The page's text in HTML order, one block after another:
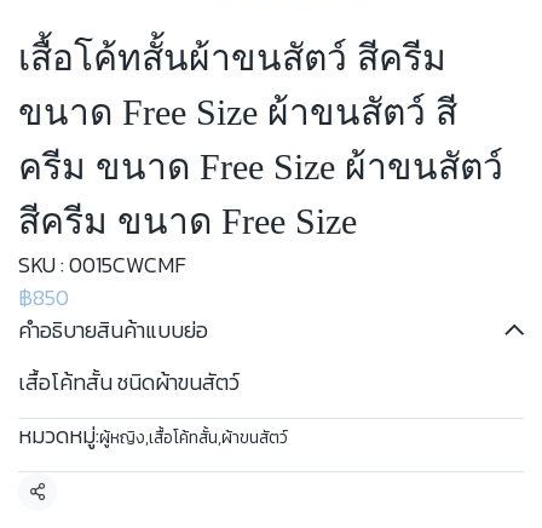
เสื้อโค้ทสั้นผ้าขนสัตว์ สีครีม
ขนาด Free Size ผ้าขนสัตว์ สี
ครีม ขนาด Free Size ผ้าขนสัตว์
สีครีม ขนาด Free Size
SKU : 0015CWCMF
฿850
คำอธิบายสินค้าแบบย่อ
เสื้อโค้ทสั้น ชนิดผ้าขนสัตว์
หมวดหมู่:ผู้หญิง,เสื้อโค้ทสั้น,ผ้าขนสัตว์
แชร์